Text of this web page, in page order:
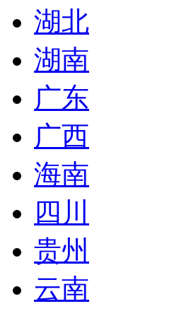
湖北
湖南
广东
广西
海南
四川
贵州
云南